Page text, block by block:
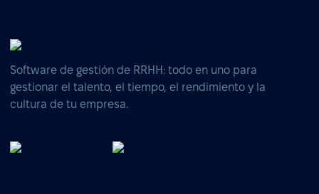
Software de gestión de RRHH: todo en uno para
gestionar el talento, el tiempo, el rendimiento y la
cultura de tu empresa.